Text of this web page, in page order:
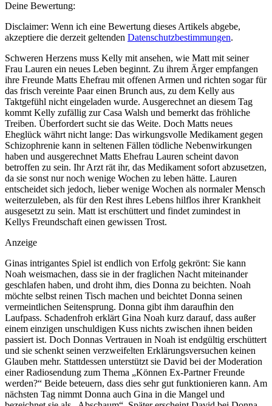
Deine Bewertung:
Disclaimer: Wenn ich eine Bewertung dieses Artikels abgebe,
akzeptiere die derzeit geltenden Datenschutzbestimmungen.
Schweren Herzens muss Kelly mit ansehen, wie Matt mit seiner
Frau Lauren ein neues Leben beginnt. Zu ihrem Ärger empfangen
ihre Freunde Matts Ehefrau mit offenen Armen und richten sogar für
das frisch vereinte Paar einen Brunch aus, zu dem Kelly aus
Taktgefühl nicht eingeladen wurde. Ausgerechnet an diesem Tag
kommt Kelly zufällig zur Casa Walsh und bemerkt das fröhliche
Treiben. Überfordert sucht sie das Weite. Doch Matts neues
Eheglück währt nicht lange: Das wirkungsvolle Medikament gegen
Schizophrenie kann in seltenen Fällen tödliche Nebenwirkungen
haben und ausgerechnet Matts Ehefrau Lauren scheint davon
betroffen zu sein. Ihr Arzt rät ihr, das Medikament sofort abzusetzen,
da sie sonst nur noch wenige Wochen zu leben hätte. Lauren
entscheidet sich jedoch, lieber wenige Wochen als normaler Mensch
weiterzuleben, als für den Rest ihres Lebens hilflos ihrer Krankheit
ausgesetzt zu sein. Matt ist erschüttert und findet zumindest in
Kellys Freundschaft einen gewissen Trost.
Anzeige
Ginas intrigantes Spiel ist endlich von Erfolg gekrönt: Sie kann
Noah weismachen, dass sie in der fraglichen Nacht miteinander
geschlafen haben, und droht ihm, dies Donna zu beichten. Noah
möchte selbst reinen Tisch machen und beichtet Donna seinen
vermeintlichen Seitensprung. Donna gibt ihm daraufhin den
Laufpass. Schadenfroh erklärt Gina Noah kurz darauf, dass außer
einem einzigen unschuldigen Kuss nichts zwischen ihnen beiden
passiert ist. Doch Donnas Vertrauen in Noah ist endgültig erschüttert
und sie schenkt seinen verzweifelten Erklärungsversuchen keinen
Glauben mehr. Stattdessen unterstützt sie David bei der Moderation
einer Radiosendung zum Thema „Können Ex-Partner Freunde
werden?“ Beide beteuern, dass dies sehr gut funktionieren kann. Am
nächsten Tag nimmt Donna auch Gina in die Mangel und